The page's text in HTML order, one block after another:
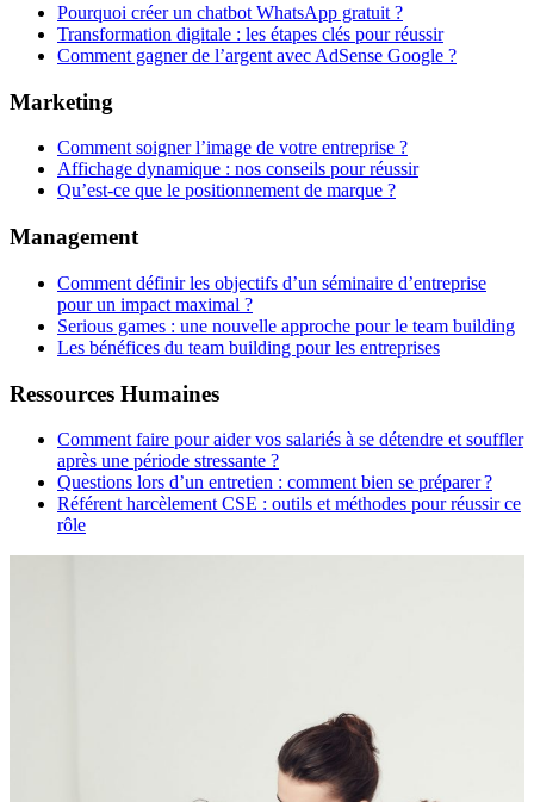
Pourquoi créer un chatbot WhatsApp gratuit ?
Transformation digitale : les étapes clés pour réussir
Comment gagner de l’argent avec AdSense Google ?
Marketing
Comment soigner l’image de votre entreprise ?
Affichage dynamique : nos conseils pour réussir
Qu’est-ce que le positionnement de marque ?
Management
Comment définir les objectifs d’un séminaire d’entreprise
pour un impact maximal ?
Serious games : une nouvelle approche pour le team building
Les bénéfices du team building pour les entreprises
Ressources Humaines
Comment faire pour aider vos salariés à se détendre et souffler
après une période stressante ?
Questions lors d’un entretien : comment bien se préparer ?
Référent harcèlement CSE : outils et méthodes pour réussir ce
rôle